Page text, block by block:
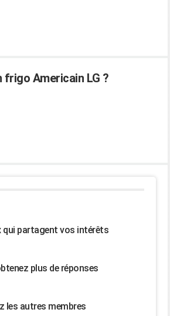
frigo Americain LG ?
qui partagent vos intérêts
plus de réponses
les autres membres